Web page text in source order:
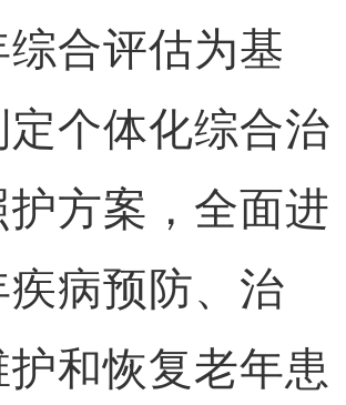
综合评估为基
个体化综合治
护方案，全面进
病预防、治
和恢复老年患